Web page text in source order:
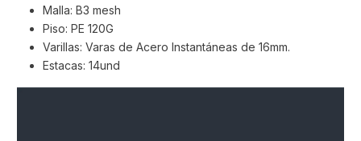
Malla: B3 mesh
Piso: PE 120G
Varillas: Varas de Acero Instantáneas de 16mm.
Estacas: 14und